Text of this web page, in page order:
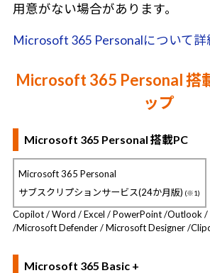
用意がない場合があります。
Microsoft 365 Personalについて詳
Microsoft 365 Personal 搭
ップ
Microsoft 365 Personal 搭載PC
Microsoft 365 Personal
サブスクリプションサービス(24か月版) (※1)
Copilot / Word / Excel / PowerPoint /Outlook /
/Microsoft Defender / Microsoft Designer /
Microsoft 365 Basic +